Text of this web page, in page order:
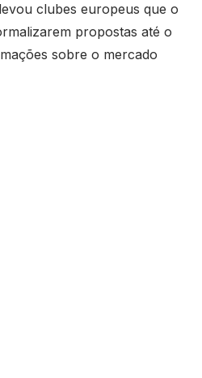
clubes europeus que o
propostas até o
sobre o mercado